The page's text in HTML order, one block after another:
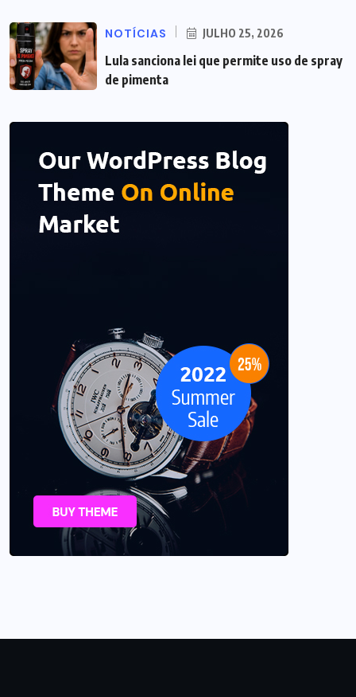
NOTÍCIAS JULHO 25, 2026
Lula sanciona lei que permite uso de spray
de pimenta